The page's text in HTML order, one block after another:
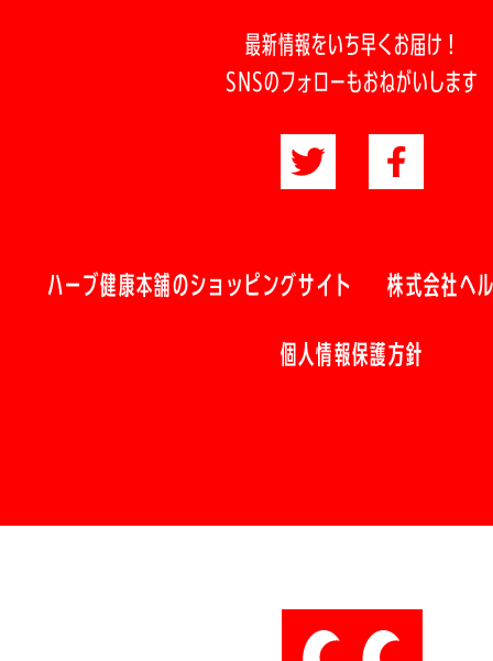
最新情報をいち早くお届け！
SNSのフォローもおねがいします
ハーブ健康本舗のショッピングサイト 株式会社ヘ
個人情報保護方針